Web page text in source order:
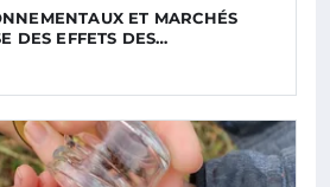
ET MARCHÉS
DES EFFETS DES…